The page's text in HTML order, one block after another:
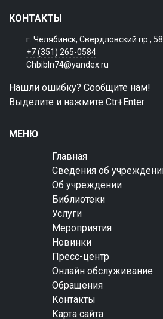
КОНТАКТЫ
г. Челябинск, Свердловский пр., 58
+7 (351) 265-0584
Chbibln74@yandex.ru
Нашли ошибку? Сообщите нам!
Выделите и нажмите Ctr+Enter
МЕНЮ
Главная
Сведения об
Об учреждении
Библиотеки
Услуги
Мероприятия
Новинки
Пресс-центр
Онлайн обслуживание
Обращения
Контакты
Карта сайта